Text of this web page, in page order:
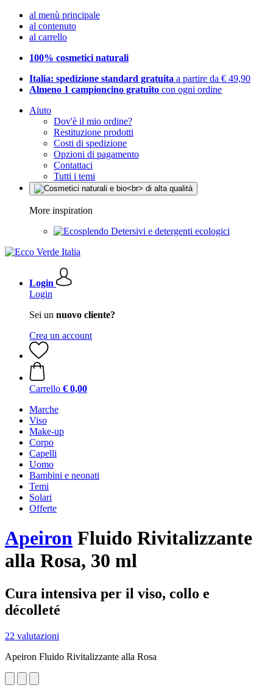
al menù principale
al contenuto
al carrello
100% cosmetici naturali
Italia: spedizione standard gratuita a partire da € 49,90
Almeno 1 campioncino gratuito con ogni ordine
Aiuto
Dov'è il mio ordine?
Restituzione prodotti
Costi di spedizione
Opzioni di pagamento
Contattaci
Tutti i temi
More inspiration
Detersivi e detergenti ecologici
Login
Login
Sei un nuovo cliente?
Crea un account
Carrello € 0,00
Marche
Viso
Make-up
Corpo
Capelli
Uomo
Bambini e neonati
Temi
Solari
Offerte
Apeiron Fluido Rivitalizzante
alla Rosa, 30 ml
Cura intensiva per il viso, collo e
décolleté
22 valutazioni
Apeiron Fluido Rivitalizzante alla Rosa